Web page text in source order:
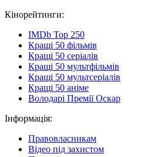
Кінорейтинги:
IMDb Top 250
Кращі 50 фільмів
Кращі 50 серіалів
Кращі 50 мультфільмів
Кращі 50 мультсеріалів
Кращі 50 аніме
Володарі Премії Оскар
Інформація:
Правовласникам
Відео під захистом